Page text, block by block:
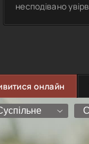
несподівано
онлайн